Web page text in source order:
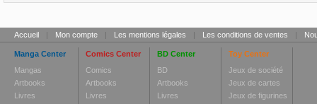
Accueil | Mon compte | Les mentions légales | Les conditions de ventes |
Manga Center
Mangas
Artbooks
Livres
Comics Center
Comics
Artbooks
Livres
BD Center
BD
Artbooks
Livres
Toy Center
Jeux de société
Jeux de cartes
Jeux de figurines